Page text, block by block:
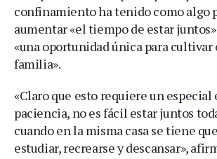
confinamiento ha tenido como algo
aumentar «el tiempo de estar
«una oportunidad única para cultivar
familia».
«Claro que esto requiere un
paciencia, no es fácil estar juntos
cuando en la misma casa se tiene
estudiar, recrearse y descansar»,